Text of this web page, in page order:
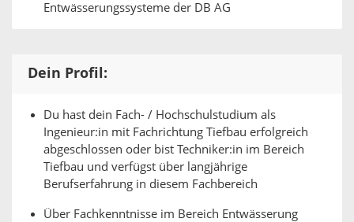
Entwässerungssysteme der DB AG
Dein Profil:
Du hast dein Fach- / Hochschulstudium als
Ingenieur:in mit Fachrichtung Tiefbau erfolgreich
abgeschlossen oder bist Techniker:in im Bereich
Tiefbau und verfügst über langjährige
Berufserfahrung in diesem Fachbereich
Über Fachkenntnisse im Bereich Entwässerung